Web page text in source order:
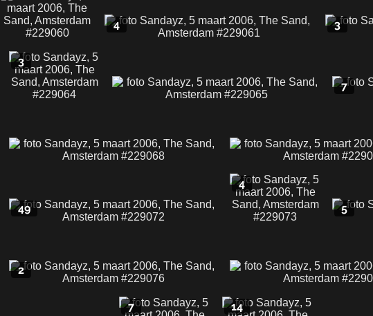
4
3
3
7
49
4
5
2
7
14